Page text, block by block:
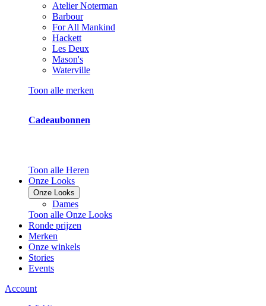
Atelier Noterman
Barbour
For All Mankind
Hackett
Les Deux
Mason's
Waterville
Toon alle merken
Cadeaubonnen
Toon alle Heren
Onze Looks
Onze Looks
Dames
Toon alle Onze Looks
Ronde prijzen
Merken
Onze winkels
Stories
Events
Account